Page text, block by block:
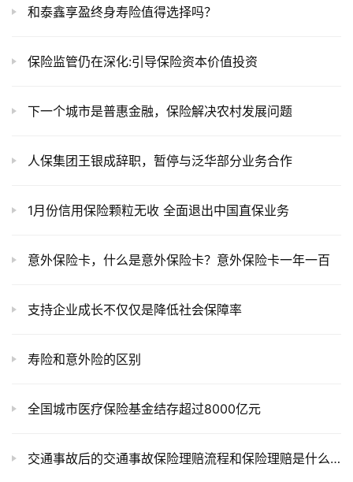
和泰鑫享盈终身寿险值得选择吗？
保险监管仍在深化:引导保险资本价值投资
下一个城市是普惠金融，保险解决农村发展问题
人保集团王银成辞职，暂停与泛华部分业务合作
1月份信用保险颗粒无收 全面退出中国直保业务
意外保险卡，什么是意外保险卡？意外保险卡一年一百
支持企业成长不仅仅是降低社会保障率
寿险和意外险的区别
全国城市医疗保险基金结存超过8000亿元
交通事故后的交通事故保险理赔流程和保险理赔是什么？